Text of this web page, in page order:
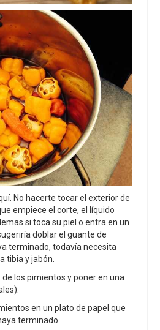
No hacerte tocar el exterior de
empiece el corte, el líquido
si toca su piel o entra en un
doblar el guante de
terminado, todavía necesita
tibia y jabón.
los pimientos y poner en una
en un plato de papel que
terminado.